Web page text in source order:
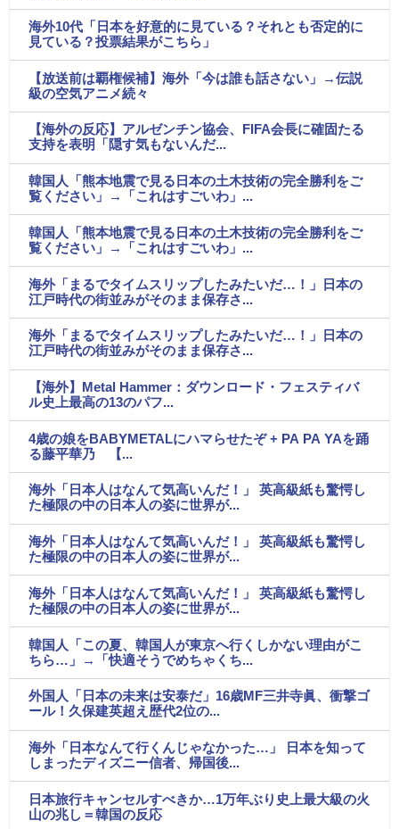
海外10代「日本を好意的に見ている？それとも否定的に
見ている？投票結果がこちら」
【放送前は覇権候補】海外「今は誰も話さない」→伝説
級の空気アニメ続々
【海外の反応】アルゼンチン協会、FIFA会長に確固たる
支持を表明「隠す気もないんだ...
韓国人「熊本地震で見る日本の土木技術の完全勝利をご
覧ください」→「これはすごいわ」...
韓国人「熊本地震で見る日本の土木技術の完全勝利をご
覧ください」→「これはすごいわ」...
海外「まるでタイムスリップしたみたいだ…！」日本の
江戸時代の街並みがそのまま保存さ...
海外「まるでタイムスリップしたみたいだ…！」日本の
江戸時代の街並みがそのまま保存さ...
【海外】Metal Hammer：ダウンロード・フェスティバ
ル史上最高の13のパフ...
4歳の娘をBABYMETALにハマらせたぞ + PA PA YAを踊
る藤平華乃 【...
海外「日本人はなんて気高いんだ！」 英高級紙も驚愕し
た極限の中の日本人の姿に世界が...
海外「日本人はなんて気高いんだ！」 英高級紙も驚愕し
た極限の中の日本人の姿に世界が...
海外「日本人はなんて気高いんだ！」 英高級紙も驚愕し
た極限の中の日本人の姿に世界が...
韓国人「この夏、韓国人が東京へ行くしかない理由がこ
ちら…」→「快適そうでめちゃくち...
外国人「日本の未来は安泰だ」16歳MF三井寺眞、衝撃ゴ
ール！久保建英超え歴代2位の...
海外「日本なんて行くんじゃなかった…」 日本を知って
しまったディズニー信者、帰国後...
日本旅行キャンセルすべきか…1万年ぶり史上最大級の火
山の兆し＝韓国の反応